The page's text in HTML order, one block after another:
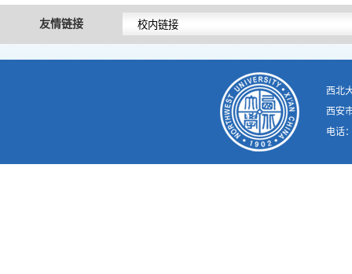
友情链接
西北
西安
电话